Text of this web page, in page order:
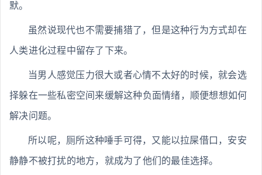
默。
虽然说现代也不需要捕猎了，但是这种行为方式却在
人类进化过程中留存了下来。
当男人感觉压力很大或者心情不太好的时候，就会选
择躲在一些私密空间来缓解这种负面情绪，顺便想想如何
解决问题。
所以呢，厕所这种唾手可得，又能以拉屎借口，安安
静静不被打扰的地方，就成为了他们的最佳选择。